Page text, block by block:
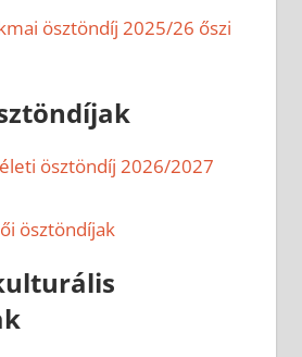
ösztöndíj 2025/26 őszi
ösztöndíj 2026/2027
ösztöndíjak